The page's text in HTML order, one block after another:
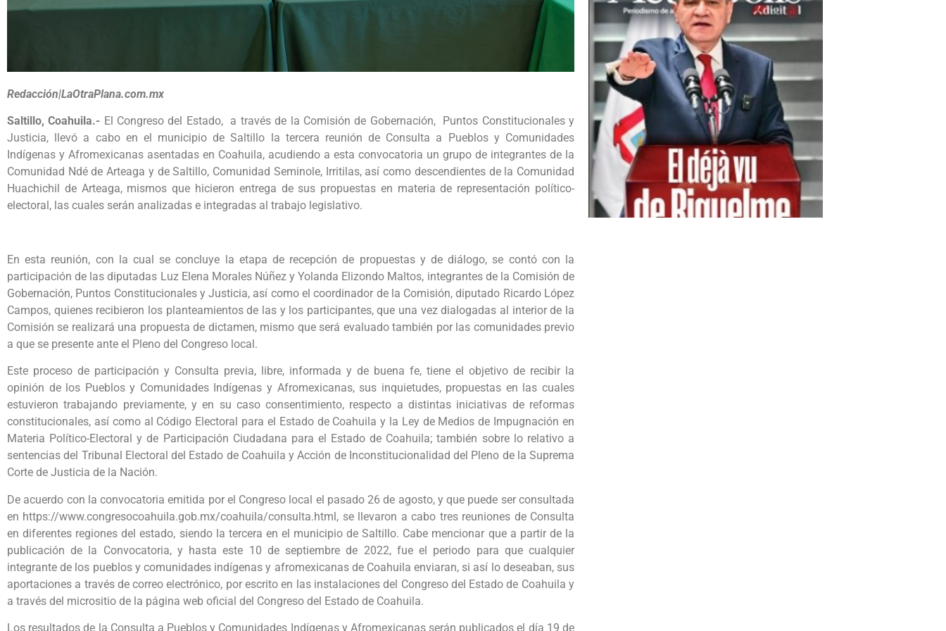
Redacción|LaOtraPlana.com.mx
Saltillo, Coahuila.- El Congreso del Estado, a través de la Comisión de Gobernación, Puntos Constitucionales y
Justicia, llevó a cabo en el municipio de Saltillo la tercera reunión de Consulta a Pueblos y Comunidades
Indígenas y Afromexicanas asentadas en Coahuila, acudiendo a esta convocatoria un grupo de integrantes de la
Comunidad Ndé de Arteaga y de Saltillo, Comunidad Seminole, Irritilas, así como descendientes de la Comunidad
Huachichil de Arteaga, mismos que hicieron entrega de sus propuestas en materia de representación político-
electoral, las cuales serán analizadas e integradas al trabajo legislativo.
En esta reunión, con la cual se concluye la etapa de recepción de propuestas y de diálogo, se contó con la
participación de las diputadas Luz Elena Morales Núñez y Yolanda Elizondo Maltos, integrantes de la Comisión de
Gobernación, Puntos Constitucionales y Justicia, así como el coordinador de la Comisión, diputado Ricardo López
Campos, quienes recibieron los planteamientos de las y los participantes, que una vez dialogadas al interior de la
Comisión se realizará una propuesta de dictamen, mismo que será evaluado también por las comunidades previo
a que se presente ante el Pleno del Congreso local.
Este proceso de participación y Consulta previa, libre, informada y de buena fe, tiene el objetivo de recibir la
opinión de los Pueblos y Comunidades Indígenas y Afromexicanas, sus inquietudes, propuestas en las cuales
estuvieron trabajando previamente, y en su caso consentimiento, respecto a distintas iniciativas de reformas
constitucionales, así como al Código Electoral para el Estado de Coahuila y la Ley de Medios de Impugnación en
Materia Político-Electoral y de Participación Ciudadana para el Estado de Coahuila; también sobre lo relativo a
sentencias del Tribunal Electoral del Estado de Coahuila y Acción de Inconstitucionalidad del Pleno de la Suprema
Corte de Justicia de la Nación.
De acuerdo con la convocatoria emitida por el Congreso local el pasado 26 de agosto, y que puede ser consultada
en https://www.congresocoahuila.gob.mx/coahuila/consulta.html, se llevaron a cabo tres reuniones de Consulta
en diferentes regiones del estado, siendo la tercera en el municipio de Saltillo. Cabe mencionar que a partir de la
publicación de la Convocatoria, y hasta este 10 de septiembre de 2022, fue el periodo para que cualquier
integrante de los pueblos y comunidades indígenas y afromexicanas de Coahuila enviaran, si así lo deseaban, sus
aportaciones a través de correo electrónico, por escrito en las instalaciones del Congreso del Estado de Coahuila y
a través del micrositio de la página web oficial del Congreso del Estado de Coahuila.
Los resultados de la Consulta a Pueblos y Comunidades Indígenas y Afromexicanas serán publicados el día 19 de